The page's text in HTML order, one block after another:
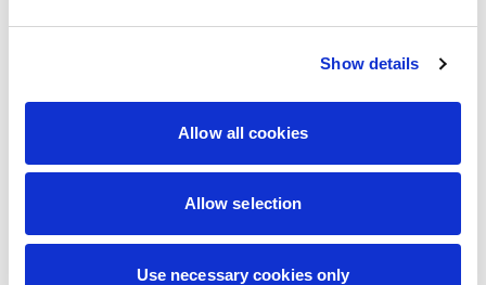
Show details
Allow all cookies
Allow selection
Use necessary cookies only
Laminat matowy
Wizytówka na papierze 300
który niweluje odbicia światła i
powierzchnię. Dodatkowo
zabrudzeniami.
Laminat
laminatem, który odbija
bardziej odporna na
zabrudzenia i
żywotność.